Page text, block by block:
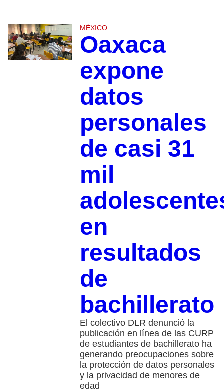
MÉXICO
Oaxaca
expone
datos
personales
de casi 31
mil
en
resultados
de
bachillerato
El colectivo DLR denunció la
publicación en línea de las CURP
de estudiantes de bachillerato ha
generando preocupaciones sobre
la protección de datos personales
y la privacidad de menores de
edad